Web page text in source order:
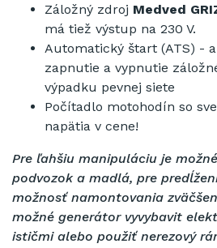
Záložný zdroj Medved
má tiež výstup na 230 V.
Automatický štart (ATS) -
zapnutie a vypnutie
výpadku pevnej siete
Počítadlo motohodín so
napätia v cene!
Pre ľahšiu manipuláciu je
podvozok a madlá, pre
možnosť namontovania
možné generátor vyvybavit
ističmi alebo použiť nerezový